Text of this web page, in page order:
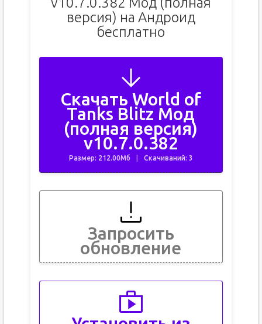
версия) на Андроид
бесплатно
Скачать World of
Tanks Blitz Мод
(полная версия)
v10.7.0.382
Размер: 212.00Мб Скачиваний: 3
Запросить
обновление